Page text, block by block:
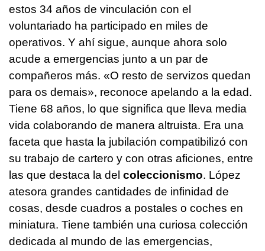
estos 34 años de vinculación con el
voluntariado ha participado en miles de
operativos. Y ahí sigue, aunque ahora solo
acude a emergencias junto a un par de
compañeros más. «O resto de servizos quedan
para os demais», reconoce apelando a la edad.
Tiene 68 años, lo que significa que lleva media
vida colaborando de manera altruista. Era una
faceta que hasta la jubilación compatibilizó con
su trabajo de cartero y con otras aficiones, entre
las que destaca la del coleccionismo. López
atesora grandes cantidades de infinidad de
cosas, desde cuadros a postales o coches en
miniatura. Tiene también una curiosa colección
dedicada al mundo de las emergencias,